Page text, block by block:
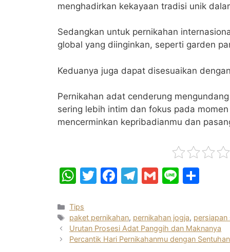
menghadirkan kekayaan tradisi unik
Sedangkan untuk pernikahan
global yang diinginkan, seperti garden
Keduanya juga dapat disesuaikan
Pernikahan adat cenderung
sering lebih intim dan fokus pada
mencerminkan kepribadianmu dan
W
at
s
A
T
er
F
e
b
T
gr
a
G
l
Li
e
Kategori
Tips
Tag
paket pernikahan, pernikahan jogja, persiapan
Urutan Prosesi Adat Panggih dan Maknanya
Percantik Hari Pernikahanmu dengan